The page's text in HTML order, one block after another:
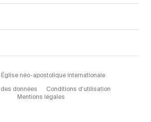
néo-apostolique internationale
des données
Conditions d’utilisation
Mentions légales